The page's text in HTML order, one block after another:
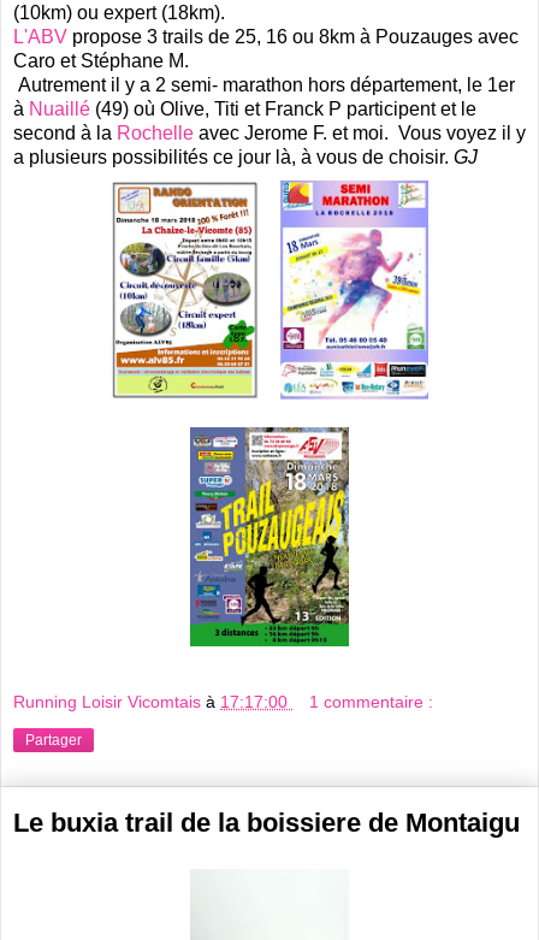
(10km) ou expert (18km).
L'ABV propose 3 trails de 25, 16 ou 8km à Pouzauges avec
Caro et Stéphane M.
Autrement il y a 2 semi- marathon hors département, le 1er
à Nuaillé (49) où Olive, Titi et Franck P participent et le
second à la Rochelle avec Jerome F. et moi. Vous voyez il y
a plusieurs possibilités ce jour là, à vous de choisir. GJ
Running Loisir Vicomtais à 17:17:00 1 commentaire :
Partager
Le buxia trail de la boissiere de Montaigu